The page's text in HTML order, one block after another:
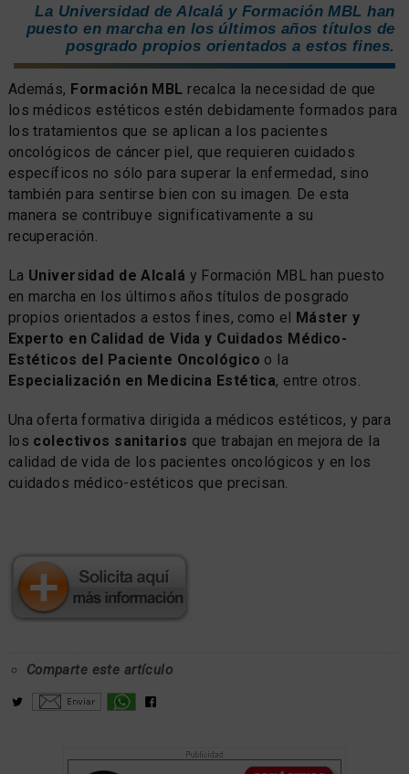
La Universidad de Alcalá y Formación MBL han
puesto en marcha en los últimos años títulos de
posgrado propios orientados a estos fines.
Además, Formación MBL recalca la necesidad de que
los médicos estéticos estén debidamente formados para
los tratamientos que se aplican a los pacientes
oncológicos de cáncer piel, que requieren cuidados
específicos no sólo para superar la enfermedad, sino
también para sentirse bien con su imagen. De esta
manera se contribuye significativamente a su
recuperación.
La Universidad de Alcalá y Formación MBL han puesto
en marcha en los últimos años títulos de posgrado
propios orientados a estos fines, como el Máster y
Experto en Calidad de Vida y Cuidados Médico-
Estéticos del Paciente Oncológico o la
Especialización en Medicina Estética, entre otros.
Una oferta formativa dirigida a médicos estéticos, y para
los colectivos sanitarios que trabajan en mejora de la
calidad de vida de los pacientes oncológicos y en los
cuidados médico-estéticos que precisan.
Comparte este artículo